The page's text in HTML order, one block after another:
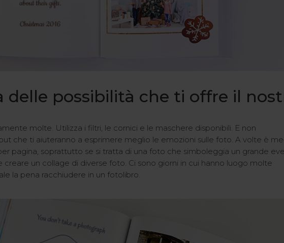
delle possibilità che ti offre il
molte. Utilizza i filtri, le cornici e le maschere disponibili. E non
che ti aiuteranno a esprimere meglio le emozioni sulle foto. A volte è
pagina, soprattutto se si tratta di una foto che simboleggia un grande
creare un collage di diverse foto. Ci sono giorni in cui hanno luogo molte
la pena racchiudere in un fotolibro.